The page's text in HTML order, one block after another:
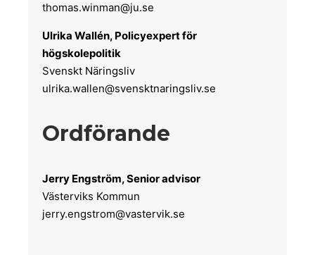
thomas.winman@ju.se
Ulrika Wallén, Policyexpert för
högskolepolitik
Svenskt Näringsliv
ulrika.wallen@svensktnaringsliv.se
Ordförande
Jerry Engström, Senior advisor
Västerviks Kommun
jerry.engstrom@vastervik.se